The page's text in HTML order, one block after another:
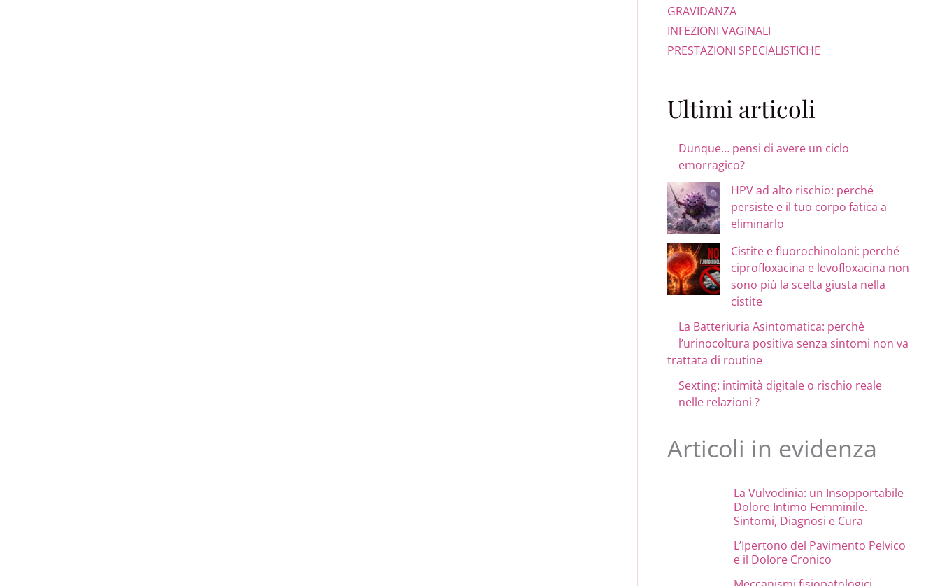
GRAVIDANZA
INFEZIONI VAGINALI
PRESTAZIONI SPECIALISTICHE
Ultimi articoli
Dunque… pensi di avere un ciclo
emorragico?
HPV ad alto rischio: perché
persiste e il tuo corpo fatica a
eliminarlo
Cistite e fluorochinoloni: perché
ciprofloxacina e levofloxacina non
sono più la scelta giusta nella
cistite
La Batteriuria Asintomatica: perchè
l’urinocoltura positiva senza sintomi non va
trattata di routine
Sexting: intimità digitale o rischio reale
nelle relazioni ?
Articoli in evidenza
La Vulvodinia: un Insopportabile
Dolore Intimo Femminile.
Sintomi, Diagnosi e Cura
L’Ipertono del Pavimento Pelvico
e il Dolore Cronico